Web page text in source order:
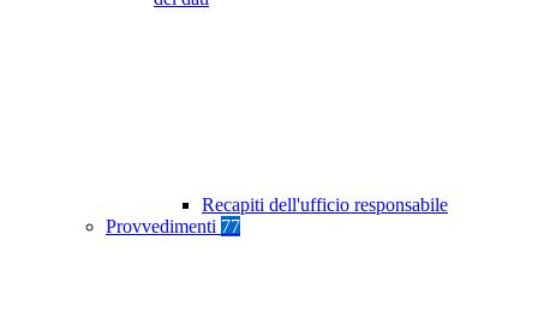
Recapiti dell'ufficio responsabile
Provvedimenti 77